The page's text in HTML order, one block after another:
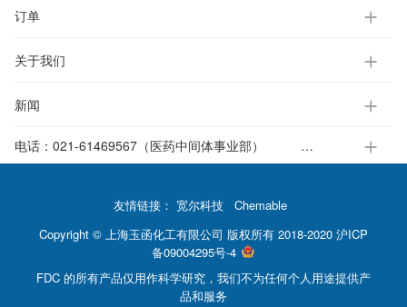
订单
关于我们
新闻
电话： 021-61469567（医药中间体事业部）
友情链接： 宽尔科技
Chemable
Copyright © 上海玉函化工有限公司 版权所有 2018-2020 沪ICP
备09004295号-4
FDC 的所有产品仅用作科学研究，我们不为任何个人用途提供产
品和服务